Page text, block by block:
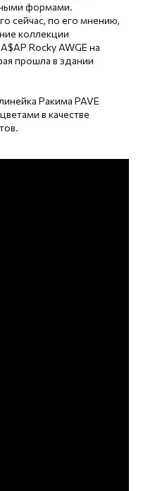
формами.
сейчас, по его мнению,
коллекции
Rocky AWGE на
прошла в здании
Ракима PAVE
в качестве